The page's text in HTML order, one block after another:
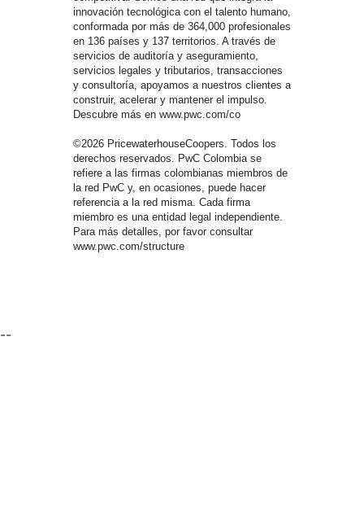
innovación tecnológica con el talento humano,
conformada por más de 364,000 profesionales
en 136 países y 137 territorios. A través de
servicios de auditoría y aseguramiento,
servicios legales y tributarios, transacciones
y consultoría, apoyamos a nuestros clientes a
construir, acelerar y mantener el impulso.
Descubre más en www.pwc.com/co
©2026 PricewaterhouseCoopers. Todos los
derechos reservados. PwC Colombia se
refiere a las firmas colombianas miembros de
la red PwC y, en ocasiones, puede hacer
referencia a la red misma. Cada firma
miembro es una entidad legal independiente.
Para más detalles, por favor consultar
www.pwc.com/structure
--